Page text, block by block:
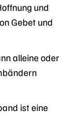
und
Gebet und
alleine oder
ist eine